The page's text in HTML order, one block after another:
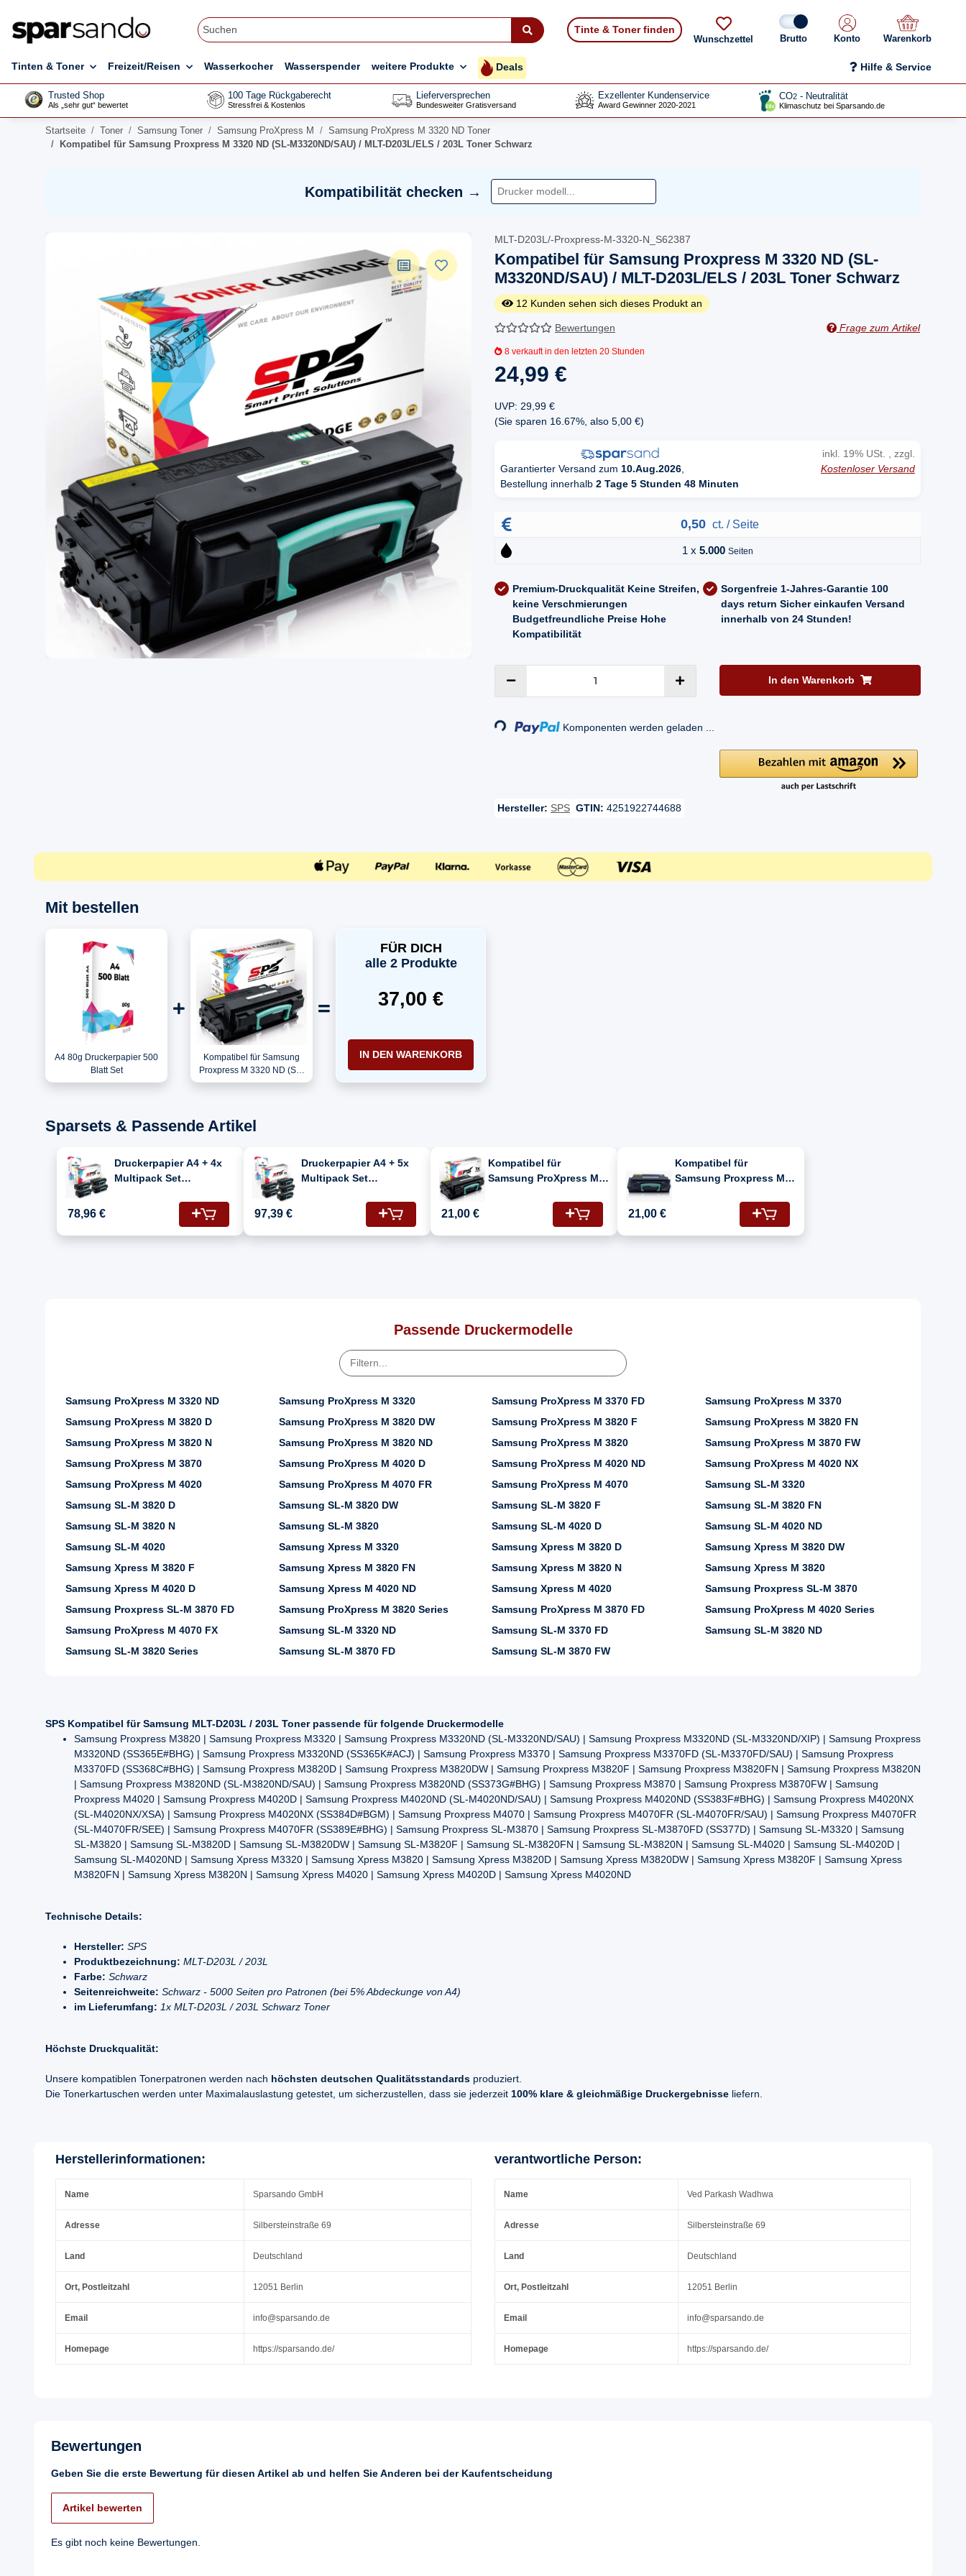
Tinte & Toner finden
Wunschzettel Konto Warenkorb
Tinten & Toner Freizeit/Reisen Wasserkocher Wasserspender weitere Produkte Deals Hilfe & Service
Trusted Shop
Als „sehr gut“ bewertet
100 Tage Rückgaberecht
Stressfrei & Kostenlos
Lieferversprechen
Bundesweiter Gratisversand
Exzellenter Kundenservice
Award Gewinner 2020-2021
CO2 - Neutralität
Klimaschutz bei Sparsando.de
Startseite Toner Samsung Toner Samsung ProXpress M
Samsung ProXpress M 3320 ND Toner
Kompatibel für Samsung Proxpress M 3320 ND (SL-M3320ND/SAU) / MLT-D203L/ELS / 203L Toner Schwarz
Kompatibilität checken →
MLT-D203L/-Proxpress-M-3320-N_S62387
Kompatibel für Samsung Proxpress M 3320 ND (SL-
M3320ND/SAU) / MLT-D203L/ELS / 203L Toner Schwarz
12 Kunden sehen sich dieses Produkt an
Bewertungen Frage zum Artikel
8 verkauft in den letzten 20 Stunden
24,99 €
UVP: 29,99 €
(Sie sparen 16.67% , also 5,00 €)
Garantierter Versand zum 10.Aug.2026,
Bestellung innerhalb 2 Tage 5 Stunden 48 Minuten
inkl. 19% USt. , zzgl.
Kostenloser Versand
0,50 ct. / Seite
1 x 5.000 Seiten
Premium-Druckqualität Keine Streifen,
keine Verschmierungen
Budgetfreundliche Preise Hohe
Kompatibilität
Sorgenfreie 1-Jahres-Garantie 100
days return Sicher einkaufen Versand
innerhalb von 24 Stunden!
In den Warenkorb
Loading... Komponenten werden geladen ...
Hersteller: SPS GTIN: 4251922744688
Mit bestellen
A4 80g Druckerpapier 500
Blatt Set
Kompatibel für Samsung
Proxpress M 3320 ND (SL-
M3320ND/SAU) / MLT-
FÜR DICH
alle 2 Produkte
37,00 €
IN DEN WARENKORB
Sparsets & Passende Artikel
Druckerpapier A4 + 4x
Multipack Set
Samsung ProXpress M
3320 ND (MLT-
D203L/203L) Toner
78,96 €
Druckerpapier A4 + 5x
Multipack Set
Samsung ProXpress M
3320 ND (MLT-
D203L/203L) Toner
97,39 €
Kompatibel für
Samsung ProXpress M
D203L/203L) Toner-
Kartusche Schwarz
21,00 €
Kompatibel für
Samsung Proxpress M
M3320ND/XIP) / MLT-
D203L/ELS / 203L Toner
Schwarz
21,00 €
Passende Druckermodelle
Samsung ProXpress M 3320 ND Samsung ProXpress M 3320 Samsung ProXpress M 3370 FD
Samsung ProXpress M 3370
Samsung ProXpress M 3820 D
Samsung ProXpress M 3820 DW Samsung ProXpress M 3820 F
Samsung ProXpress M 3820 FN
Samsung ProXpress M 3820 N
Samsung ProXpress M 3820 ND Samsung ProXpress M 3820
Samsung ProXpress M 3870 FW
Samsung ProXpress M 3870
Samsung ProXpress M 4020 D Samsung ProXpress M 4020 ND
Samsung ProXpress M 4020 NX
Samsung ProXpress M 4020
Samsung ProXpress M 4070 FR Samsung ProXpress M 4070
Samsung SL-M 3320
Samsung SL-M 3820 D
Samsung SL-M 3820 DW Samsung SL-M 3820 F
Samsung SL-M 3820 FN
Samsung SL-M 3820 N
Samsung SL-M 3820 Samsung SL-M 4020 D
Samsung SL-M 4020 ND
Samsung SL-M 4020
Samsung Xpress M 3320 Samsung Xpress M 3820 D
Samsung Xpress M 3820 DW
Samsung Xpress M 3820 F
Samsung Xpress M 3820 FN Samsung Xpress M 3820 N
Samsung Xpress M 3820
Samsung Xpress M 4020 D
Samsung Xpress M 4020 ND Samsung Xpress M 4020
Samsung Proxpress SL-M 3870
Samsung Proxpress SL-M 3870 FD
Samsung ProXpress M 3820 Series Samsung ProXpress M 3870 FD
Samsung ProXpress M 4020 Series
Samsung ProXpress M 4070 FX
Samsung SL-M 3320 ND Samsung SL-M 3370 FD
Samsung SL-M 3820 ND
Samsung SL-M 3820 Series
Samsung SL-M 3870 FD Samsung SL-M 3870 FW
SPS Kompatibel für Samsung MLT-D203L / 203L Toner passende für folgende Druckermodelle
Samsung Proxpress M3820 | Samsung Proxpress M3320 | Samsung Proxpress M3320ND (SL-M3320ND/SAU) | Samsung Proxpress M3320ND (SL-M3320ND/XIP) | Samsung Proxpress
M3320ND (SS365E#BHG) | Samsung Proxpress M3320ND (SS365K#ACJ) | Samsung Proxpress M3370 | Samsung Proxpress M3370FD (SL-M3370FD/SAU) | Samsung Proxpress
M3370FD (SS368C#BHG) | Samsung Proxpress M3820D | Samsung Proxpress M3820DW | Samsung Proxpress M3820F | Samsung Proxpress M3820FN | Samsung Proxpress M3820N
| Samsung Proxpress M3820ND (SL-M3820ND/SAU) | Samsung Proxpress M3820ND (SS373G#BHG) | Samsung Proxpress M3870 | Samsung Proxpress M3870FW | Samsung
Proxpress M4020 | Samsung Proxpress M4020D | Samsung Proxpress M4020ND (SL-M4020ND/SAU) | Samsung Proxpress M4020ND (SS383F#BHG) | Samsung Proxpress M4020NX
(SL-M4020NX/XSA) | Samsung Proxpress M4020NX (SS384D#BGM) | Samsung Proxpress M4070 | Samsung Proxpress M4070FR (SL-M4070FR/SAU) | Samsung Proxpress M4070FR
(SL-M4070FR/SEE) | Samsung Proxpress M4070FR (SS389E#BHG) | Samsung Proxpress SL-M3870 | Samsung Proxpress SL-M3870FD (SS377D) | Samsung SL-M3320 | Samsung
SL-M3820 | Samsung SL-M3820D | Samsung SL-M3820DW | Samsung SL-M3820F | Samsung SL-M3820FN | Samsung SL-M3820N | Samsung SL-M4020 | Samsung SL-M4020D |
Samsung SL-M4020ND | Samsung Xpress M3320 | Samsung Xpress M3820 | Samsung Xpress M3820D | Samsung Xpress M3820DW | Samsung Xpress M3820F | Samsung Xpress
M3820FN | Samsung Xpress M3820N | Samsung Xpress M4020 | Samsung Xpress M4020D | Samsung Xpress M4020ND
Technische Details:
Hersteller: SPS
Produktbezeichnung: MLT-D203L / 203L
Farbe: Schwarz
Seitenreichweite: Schwarz - 5000 Seiten pro Patronen (bei 5% Abdeckunge von A4)
im Lieferumfang: 1x MLT-D203L / 203L Schwarz Toner
Höchste Druckqualität:
Unsere kompatiblen Tonerpatronen werden nach höchsten deutschen Qualitätsstandards produziert.
Die Tonerkartuschen werden unter Maximalauslastung getestet, um sicherzustellen, dass sie jederzeit 100% klare & gleichmäßige Druckergebnisse liefern.
Herstellerinformationen:
Name Sparsando GmbH
Adresse Silbersteinstraße 69
Land Deutschland
Ort, Postleitzahl 12051 Berlin
Email info@sparsando.de
Homepage https://sparsando.de/
verantwortliche Person:
Name Ved Parkash Wadhwa
Adresse Silbersteinstraße 69
Land Deutschland
Ort, Postleitzahl 12051 Berlin
Email info@sparsando.de
Homepage https://sparsando.de/
Bewertungen
Geben Sie die erste Bewertung für diesen Artikel ab und helfen Sie Anderen bei der Kaufentscheidung
Artikel bewerten
Es gibt noch keine Bewertungen.